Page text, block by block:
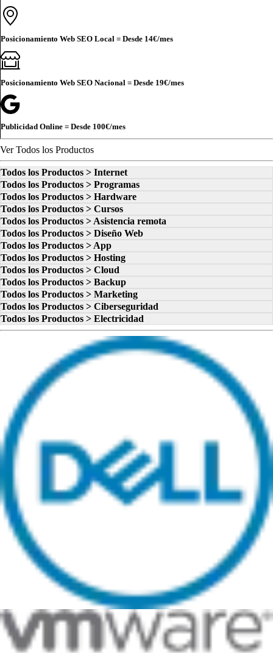
Posicionamiento Web SEO Local = Desde 14€/mes
Posicionamiento Web SEO Nacional = Desde 19€/mes
Publicidad Online = Desde 100€/mes
Ver Todos los Productos
Todos los Productos > Internet
Todos los Productos > Programas
Todos los Productos > Hardware
Todos los Productos > Cursos
Todos los Productos > Asistencia remota
Todos los Productos > Diseño Web
Todos los Productos > App
Todos los Productos > Hosting
Todos los Productos > Cloud
Todos los Productos > Backup
Todos los Productos > Marketing
Todos los Productos > Ciberseguridad
Todos los Productos > Electricidad